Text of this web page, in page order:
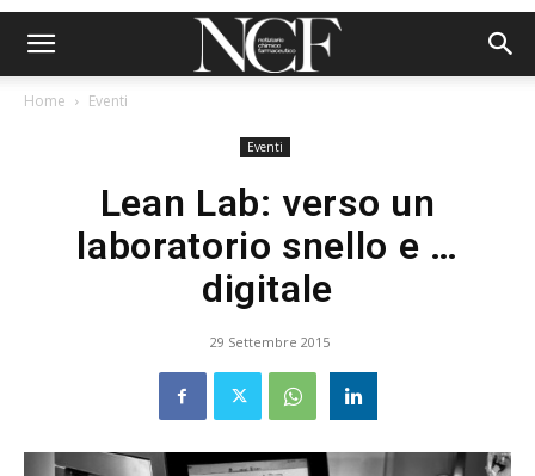
Home Eventi
Eventi
Lean Lab: verso un
laboratorio snello e …
digitale
29 Settembre 2015